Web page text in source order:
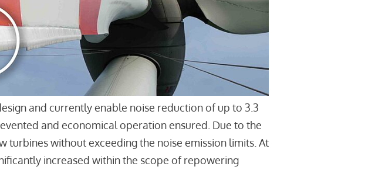
and currently enable noise reduction of up to 3.3
and economical operation ensured. Due to the
turbines without exceeding the noise emission limits. At
increased within the scope of repowering